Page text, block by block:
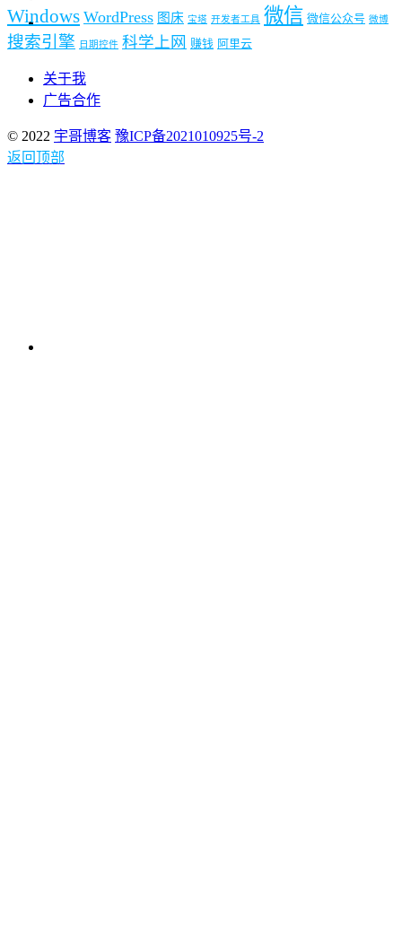
Windows WordPress 图床 宝塔 开发者工具 微信 微信公众号 微博
搜索引擎 日期控件 科学上网 赚钱 阿里云
关于我
广告合作
© 2022 宇哥博客 豫ICP备2021010925号-2
返回顶部